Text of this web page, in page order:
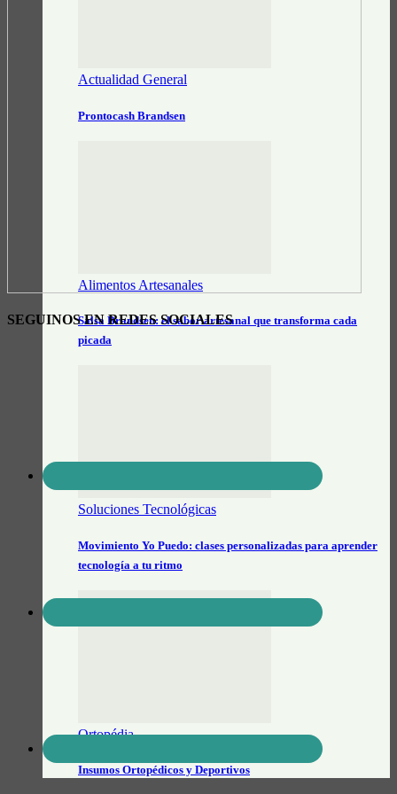
Actualidad General
Prontocash Brandsen
Alimentos Artesanales
Salsa Brandsen: el sabor artesanal que transforma cada
picada
Soluciones Tecnológicas
Movimiento Yo Puedo: clases personalizadas para aprender
tecnología a tu ritmo
Ortopédia
Insumos Ortopédicos y Deportivos
SEGUINOS EN REDES SOCIALES